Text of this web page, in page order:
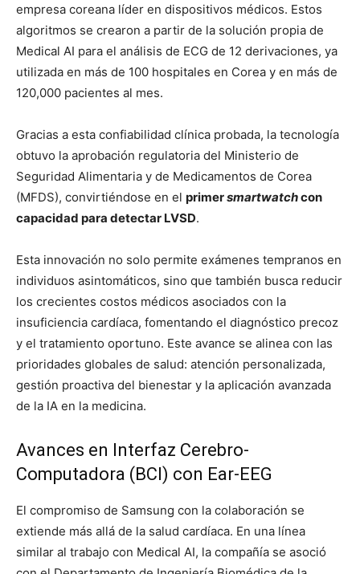
empresa coreana líder en dispositivos médicos. Estos
algoritmos se crearon a partir de la solución propia de
Medical AI para el análisis de ECG de 12 derivaciones, ya
utilizada en más de 100 hospitales en Corea y en más de
120,000 pacientes al mes.
Gracias a esta confiabilidad clínica probada, la tecnología
obtuvo la aprobación regulatoria del Ministerio de
Seguridad Alimentaria y de Medicamentos de Corea
(MFDS), convirtiéndose en el primersmartwatchcon
capacidad para detectar LVSD.
Esta innovación no solo permite exámenes tempranos en
individuos asintomáticos, sino que también busca reducir
los crecientes costos médicos asociados con la
insuficiencia cardíaca, fomentando el diagnóstico precoz
y el tratamiento oportuno. Este avance se alinea con las
prioridades globales de salud: atención personalizada,
gestión proactiva del bienestar y la aplicación avanzada
de la IA en la medicina.
Avances en Interfaz Cerebro-
Computadora (BCI) con Ear-EEG
El compromiso de Samsung con la colaboración se
extiende más allá de la salud cardíaca. En una línea
similar al trabajo con Medical AI, la compañía se asoció